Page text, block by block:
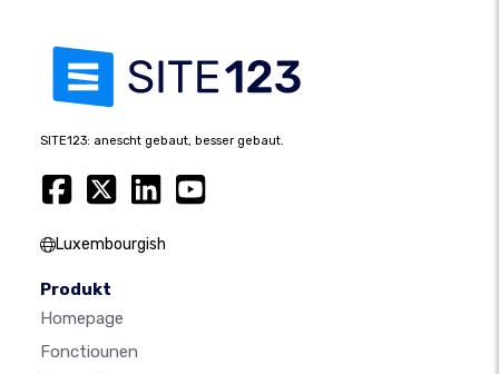
SITE123: anescht gebaut, besser gebaut.
Luxembourgish
Produkt
Homepage
Fonctiounen